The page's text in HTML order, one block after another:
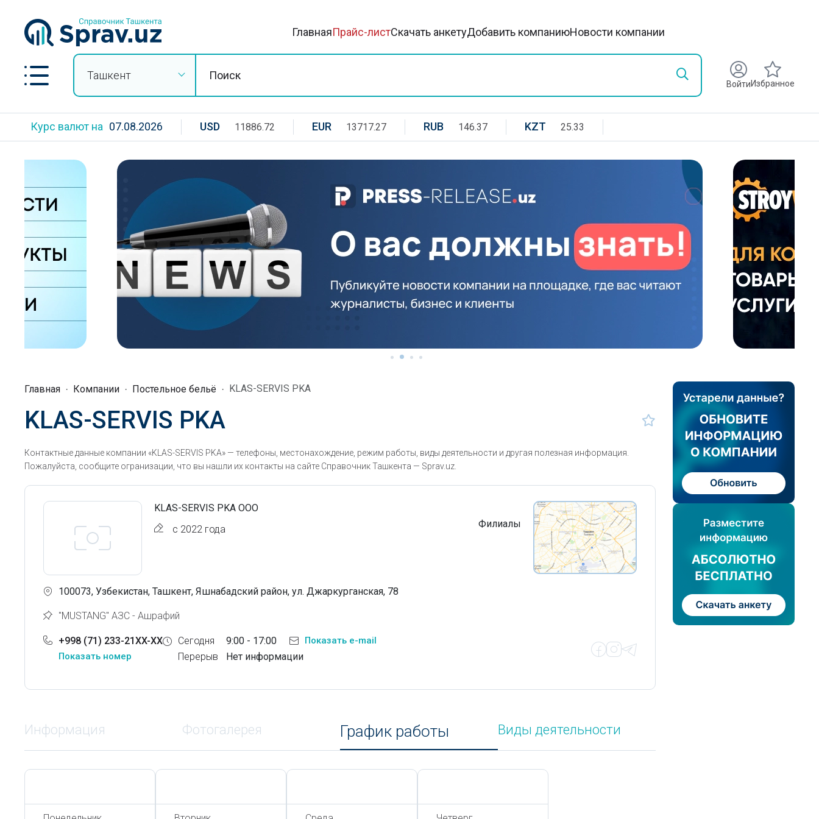
ГлавнаяПрайс-листСкачать анкетуДобавить компаниюНовости компании
Ташкент
ВойтиИзбранное
Курс валют на 07.08.2026 USD 11886.72 EUR 13717.27 RUB 146.37 KZT 25.33
Главная Компании Постельное бельё KLAS-SERVIS PKA
KLAS-SERVIS PKA
Контактные данные компании «KLAS-SERVIS PKA» — телефоны, местонахождение, режим работы, виды деятельности и другая полезная информация.
Пожалуйста, сообщите огранизации, что вы нашли их контакты на сайте Справочник Ташкента — Sprav.uz.
KLAS-SERVIS PKA ООО
с 2022 года
Филиалы
100073, Узбекистан, Ташкент, Яшнабадский район, ул. Джаркурганская, 78
"MUSTANG" АЗС - Ашрафий
+998 (71) 233-21XX-XX
Показать номер
Сегодня
Перерыв
9:00 - 17:00
Нет информации
Показать e-mail
Информация Фотогалерея График работы Виды деятельности